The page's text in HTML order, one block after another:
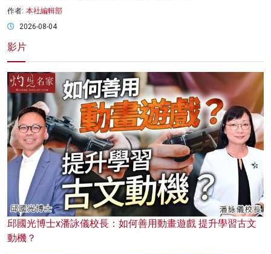
作者: 本社編輯部
2026-08-04
影片
邱國光博士x潘詠儀校長：如何善用動畫遊戲 提升學習古文
動機？